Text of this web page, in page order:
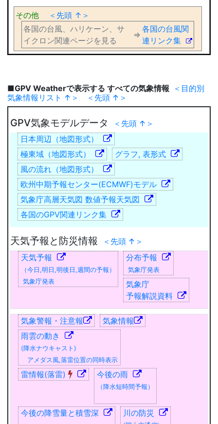
その他
＜先頭 ↑＞
各国の台風、ハリケーン、サ
イクロン関連ページを見る
⇒
各国の台風関
連リンク集
■GPV Weatherで表示する すべての気象情報
＜目的別
気象情報リスト ↑＞
＜先頭 ↑＞
GPV気象モデルデータ
＜先頭 ↑＞
日本周辺（地図形式）
極東域（地図形式）
グラフ, 表形式
風の流れ（地図形式）
欧州中期予報センター(ECMWF)モデル
気象庁高層天気図 数値予報天気図
各国のGPV関連リンク集
天気予報と防災情報
＜先頭 ↑＞
天気予報
（今日,明日,明後日,週間の予報）
気象庁発表
分布予報
気象庁発表
気象庁
予報解説資料
気象警報・注意報
気象情報
雨雲の動き
(降水ナウキャスト)
アメダス風,落雷位置の同時表示
雷情報(落雷) 今後の雨
（降水短時間予報）
今後の降雪量と積雪深 川の防災